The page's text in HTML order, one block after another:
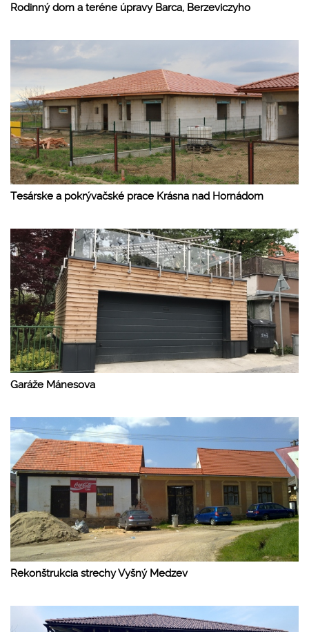
Rodinný dom a teréne úpravy Barca, Berzeviczyho
Tesárske a pokrývačské prace Krásna nad Hornádom
Garáže Mánesova
Rekonštrukcia strechy Vyšný Medzev